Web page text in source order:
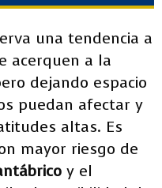
una tendencia a
acerquen a la
dejando espacio
puedan afectar y
altas. Es
mayor riesgo de
y el